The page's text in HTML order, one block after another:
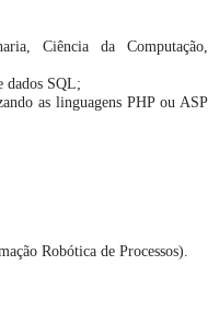
Ciência da Computação,
dados SQL;
as linguagens PHP ou ASP
Robótica de Processos).